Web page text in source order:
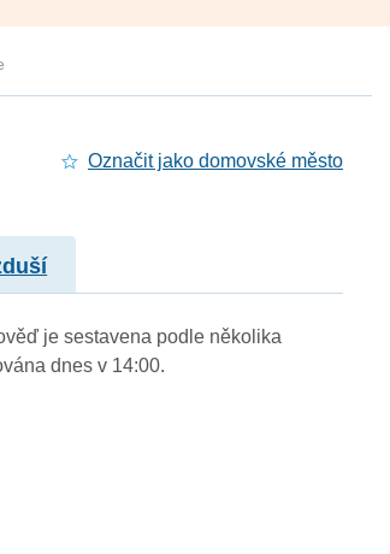
Označit jako domovské město
je sestavena podle několika
dnes v 14:00.